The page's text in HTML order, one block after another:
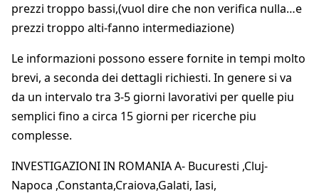
prezzi troppo bassi,(vuol dire che non verifica nulla…e
prezzi troppo alti-fanno intermediazione)
Le informazioni possono essere fornite in tempi molto
brevi, a seconda dei dettagli richiesti. In genere si va
da un intervalo tra 3-5 giorni lavorativi per quelle piu
semplici fino a circa 15 giorni per ricerche piu
complesse.
INVESTIGAZIONI IN ROMANIA A- Bucuresti ,Cluj-
Napoca ,Constanta,Craiova,Galati, Iasi,